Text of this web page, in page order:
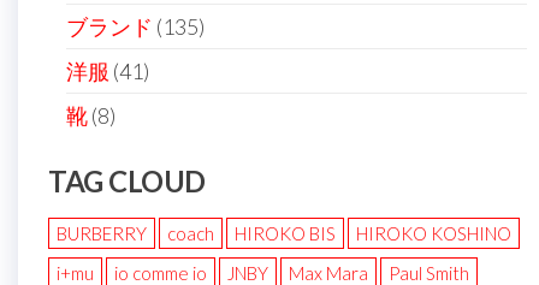
ブランド (135)
洋服 (41)
靴(8)
TAG CLOUD
BURBERRY coach HIROKO BIS
HIROKO KOSHINO
i+mu
io comme io JNBY Max Mara
Paul Smith